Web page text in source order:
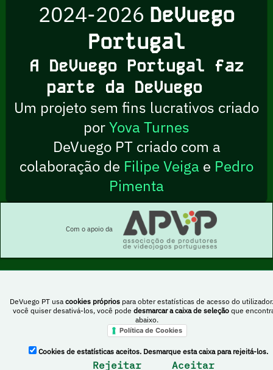
DeVuego PT usa cookies próprios para obter estatísticas de acesso do
você quiser desativá-los, você pode desmarcar a caixa de seleção que
abaixo.
Política de Cookies
Cookies de estatísticas aceitos. Desmarque esta caixa para rejeitá-los.
Rejeitar Aceitar
2024-2026 DeVuego
Portugal
A DeVuego Portugal faz
parte da DeVuego
Um projeto sem fins lucrativos criado
porYova Turnes
DeVuego PT criado com a
colaboração de Filipe Veiga e Pedro
Pimenta
Com o apoio da
PartilhaIgual 4.0 Internacional
DeVuego Portugal